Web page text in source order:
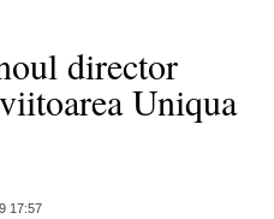
director
Uniqua
17:57